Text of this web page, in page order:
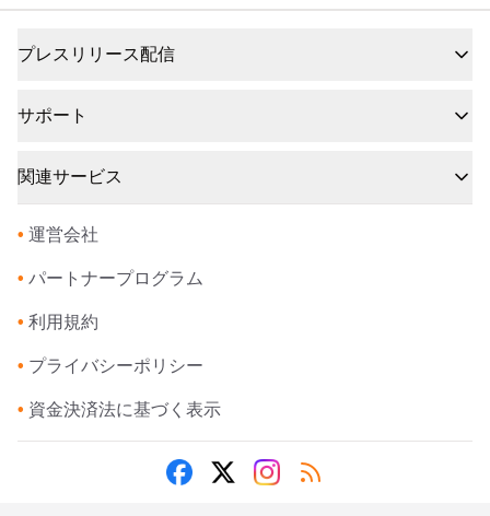
プレスリリース配信
サポート
関連サービス
• 運営会社
• パートナープログラム
• 利用規約
• プライバシーポリシー
• 資金決済法に基づく表示